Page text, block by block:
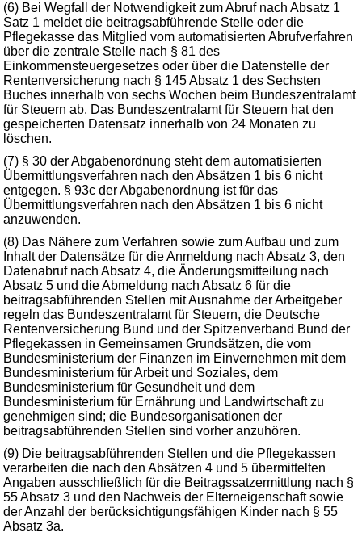
(6) Bei Wegfall der Notwendigkeit zum Abruf nach Absatz 1
Satz 1 meldet die beitragsabführende Stelle oder die
Pflegekasse das Mitglied vom automatisierten Abrufverfahren
über die zentrale Stelle nach § 81 des
Einkommensteuergesetzes oder über die Datenstelle der
Rentenversicherung nach § 145 Absatz 1 des Sechsten
Buches innerhalb von sechs Wochen beim Bundeszentralamt
für Steuern ab. Das Bundeszentralamt für Steuern hat den
gespeicherten Datensatz innerhalb von 24 Monaten zu
löschen.
(7) § 30 der Abgabenordnung steht dem automatisierten
Übermittlungsverfahren nach den Absätzen 1 bis 6 nicht
entgegen. § 93c der Abgabenordnung ist für das
Übermittlungsverfahren nach den Absätzen 1 bis 6 nicht
anzuwenden.
(8) Das Nähere zum Verfahren sowie zum Aufbau und zum
Inhalt der Datensätze für die Anmeldung nach Absatz 3, den
Datenabruf nach Absatz 4, die Änderungsmitteilung nach
Absatz 5 und die Abmeldung nach Absatz 6 für die
beitragsabführenden Stellen mit Ausnahme der Arbeitgeber
regeln das Bundeszentralamt für Steuern, die Deutsche
Rentenversicherung Bund und der Spitzenverband Bund der
Pflegekassen in Gemeinsamen Grundsätzen, die vom
Bundesministerium der Finanzen im Einvernehmen mit dem
Bundesministerium für Arbeit und Soziales, dem
Bundesministerium für Gesundheit und dem
Bundesministerium für Ernährung und Landwirtschaft zu
genehmigen sind; die Bundesorganisationen der
beitragsabführenden Stellen sind vorher anzuhören.
(9) Die beitragsabführenden Stellen und die Pflegekassen
verarbeiten die nach den Absätzen 4 und 5 übermittelten
Angaben ausschließlich für die Beitragssatzermittlung nach §
55 Absatz 3 und den Nachweis der Elterneigenschaft sowie
der Anzahl der berücksichtigungsfähigen Kinder nach § 55
Absatz 3a.